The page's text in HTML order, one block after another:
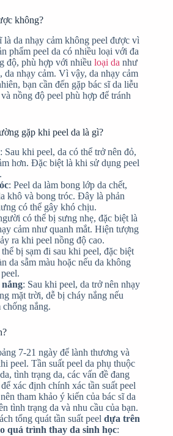
không?
da nhạy cảm không peel được vì
phẩm peel da có nhiều loại với đa
độ, phù hợp với nhiều loại da như
da nhạy cảm. Vì vậy, da nhạy cảm
bạn cần đến gặp bác sĩ da liễu
nồng độ peel phù hợp để tránh
gặp khi peel da là gì?
: Sau khi peel, da có thể trở nên đỏ,
hơn. Đặc biệt là khi sử dụng peel
: Peel da làm bong lớp da chết,
khô và bong tróc. Đây là phản
có thể gây khó chịu.
có thể bị sưng nhẹ, đặc biệt là
cảm như quanh mắt. Hiện tượng
ra khi peel nồng độ cao.
bị sạm đi sau khi peel, đặc biệt
da sẫm màu hoặc nếu da không
: Sau khi peel, da trở nên nhạy
mặt trời, dễ bị cháy nắng nếu
nắng.
7-21 ngày để lành thương và
peel. Tần suất peel da phụ thuộc
tình trạng da, các vấn đề đang
xác định chính xác tần suất peel
tham khảo ý kiến của bác sĩ da
tình trạng da và nhu cầu của bạn.
tổng quát tần suất peel dựa trên
quá trình thay da sinh học: